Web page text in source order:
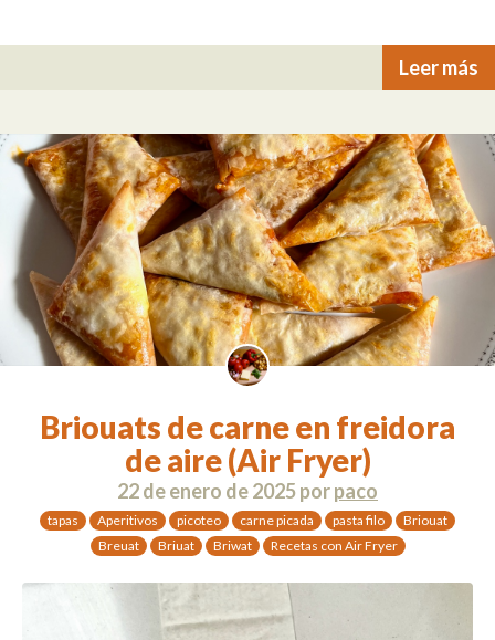
Leer más
Briouats de carne en freidora
de aire (Air Fryer)
22 de enero de 2025porpaco
tapas Aperitivos picoteo carne picada pasta filo
Briouat
Breuat
Briuat Briwat Recetas con Air Fryer